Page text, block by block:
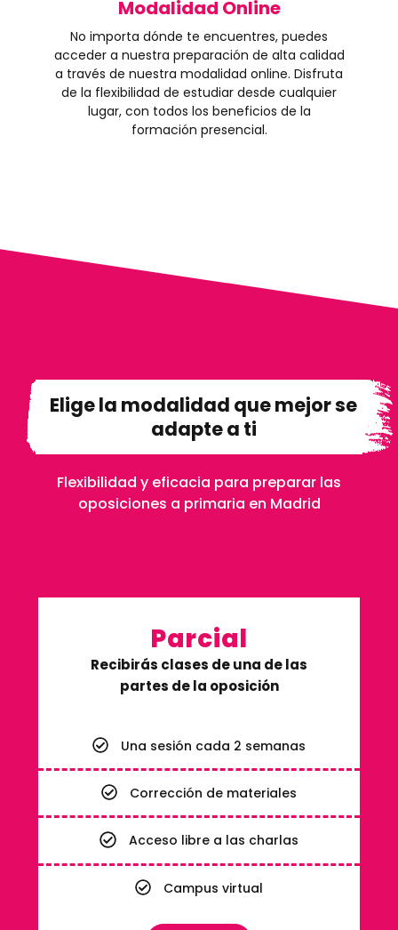
Modalidad Online
No importa dónde te encuentres, puedes
acceder a nuestra preparación de alta calidad
a través de nuestra modalidad online. Disfruta
de la flexibilidad de estudiar desde cualquier
lugar, con todos los beneficios de la
formación presencial.
Elige la modalidad que mejor se
adapte a ti
Flexibilidad y eficacia para preparar las
oposiciones a primaria en Madrid
Parcial
Recibirás clases de una de las
partes de la oposición
Una sesión cada 2 semanas
Corrección de materiales
Acceso libre a las charlas
Campus virtual